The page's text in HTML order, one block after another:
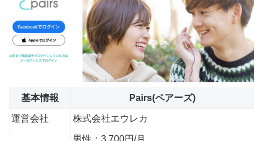
基本情報 Pairs(ペアーズ)
運営会社 株式会社エウレカ
男性：3,700円/月